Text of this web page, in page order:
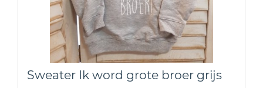
Sweater Ik word grote broer grijs